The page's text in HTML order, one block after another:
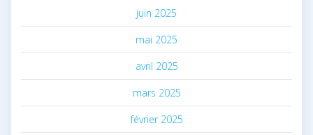
juin 2025
mai 2025
avril 2025
mars 2025
février 2025